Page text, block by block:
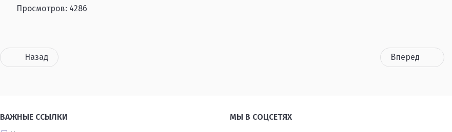
Просмотров: 4286
Назад Вперед
ВАЖНЫЕ ССЫЛКИ
МЫ В СОЦСЕТЯХ